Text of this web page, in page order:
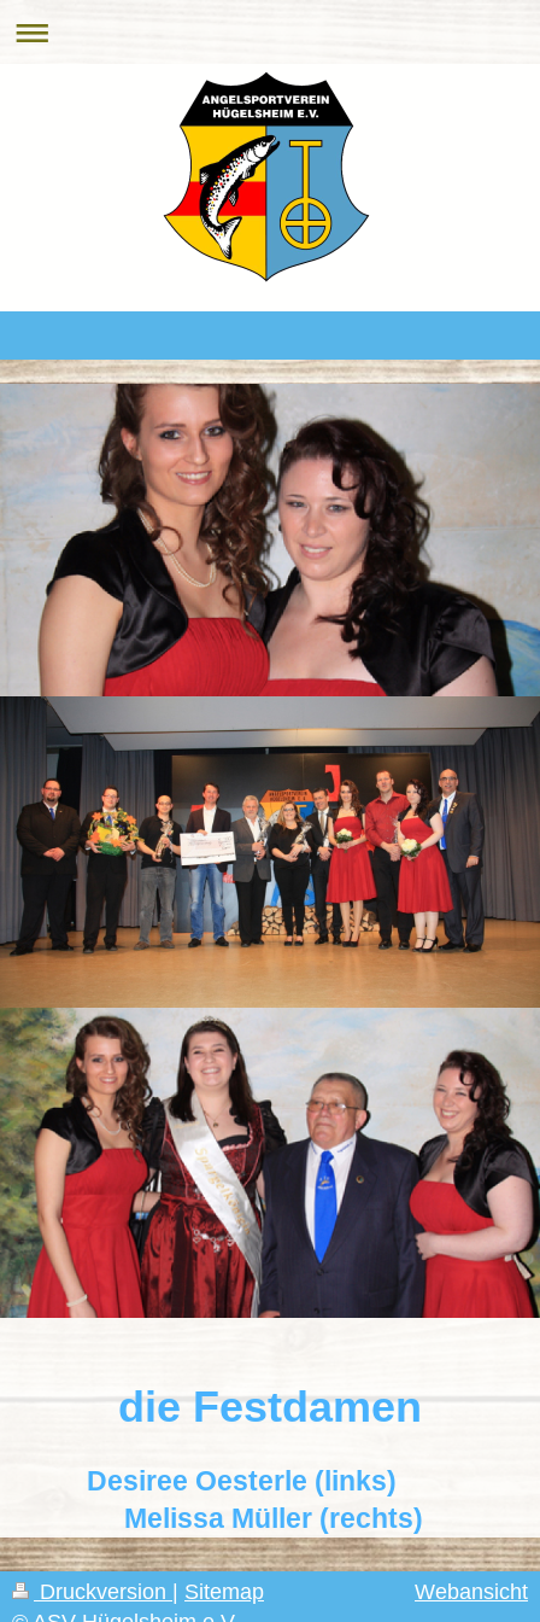
die Festdamen
Desiree Oesterle (links)
Melissa Müller (rechts)
Druckversion
Sitemap
Webansicht